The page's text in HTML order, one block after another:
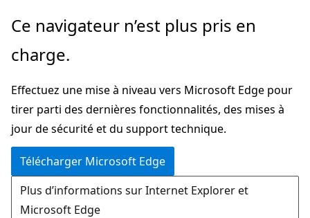
Passer
directement
au
principal
Passer
la
dans
la
page
Ce navigateur n’est plus pris en
charge.
Effectuez une mise à niveau vers Microsoft Edge pour
tirer parti des dernières fonctionnalités, des mises à
jour de sécurité et du support technique.
Télécharger Microsoft Edge
Plus d’informations sur Internet Explorer et
Microsoft Edge